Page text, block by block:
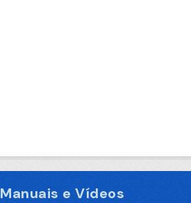
Manuais e Vídeos